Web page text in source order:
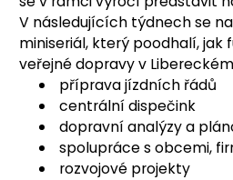
V následujících týdnech se
miniseriál, který poodhalí, jak
veřejné dopravy v
příprava jízdních řádů
centrální dispečink
dopravní analýzy a
spolupráce s obcemi,
rozvojové projekty